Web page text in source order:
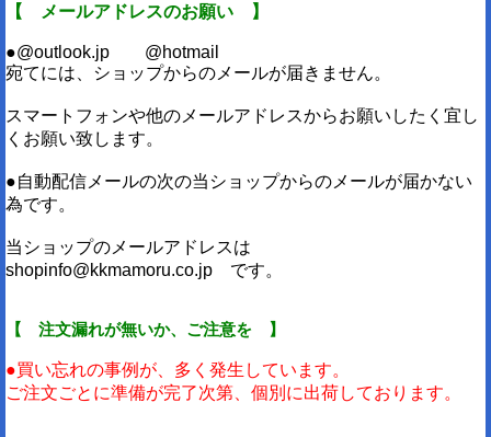
【 メールアドレスのお願い 】
●@outlook.jp @hotmail
宛てには、ショップからのメールが届きません。
スマートフォンや他のメールアドレスからお願いしたく宜し
くお願い致します。
●自動配信メールの次の当ショップからのメールが届かない
為です。
当ショップのメールアドレスは
shopinfo@kkmamoru.co.jp です。
【 注文漏れが無いか、ご注意を 】
●買い忘れの事例が、多く発生しています。
ご注文ごとに準備が完了次第、個別に出荷しております。